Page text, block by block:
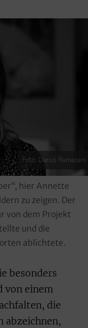
Foto: Darius Ramazani
hier Annette
zu zeigen. Der
von dem Projekt
und die
ablichtete.
besonders
von einem
die
abzeichnen,